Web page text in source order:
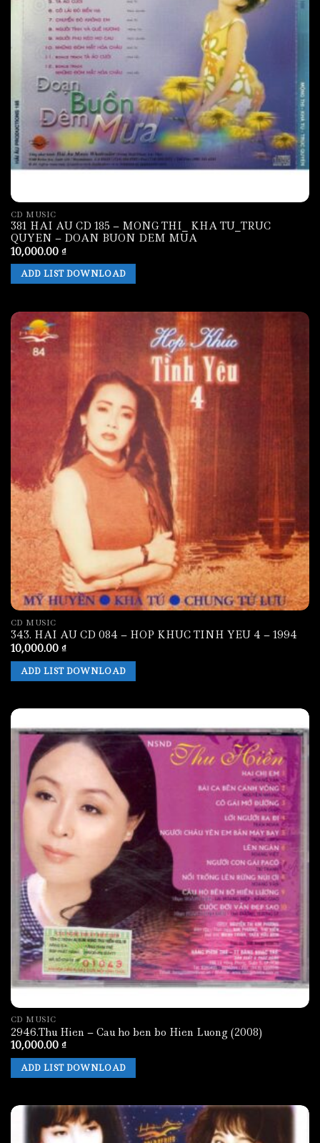
CD MUSIC
381 HAI AU CD 185 – MONG THI_ KHA TU_TRUC
QUYEN – DOAN BUON DEM MUA
10,000.00 ₫
ADD LIST DOWNLOAD
CD MUSIC
343. HAI AU CD 084 – HOP KHUC TINH YEU 4 – 1994
10,000.00 ₫
ADD LIST DOWNLOAD
CD MUSIC
2946.Thu Hien – Cau ho ben bo Hien Luong (2008)
10,000.00 ₫
ADD LIST DOWNLOAD